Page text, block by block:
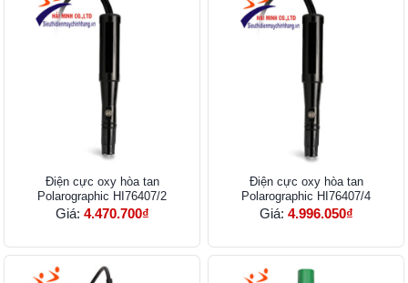
Điện cực oxy hòa tan
Polarographic HI76407/2
Giá: 4.470.700₫
Điện cực oxy hòa tan
Polarographic HI76407/4
Giá: 4.996.050₫